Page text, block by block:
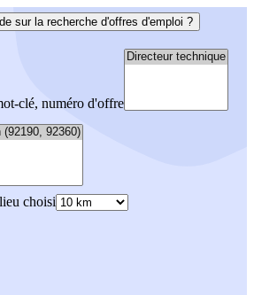
sur la recherche d'offres d'emploi ?
clé, numéro d'offre
choisi